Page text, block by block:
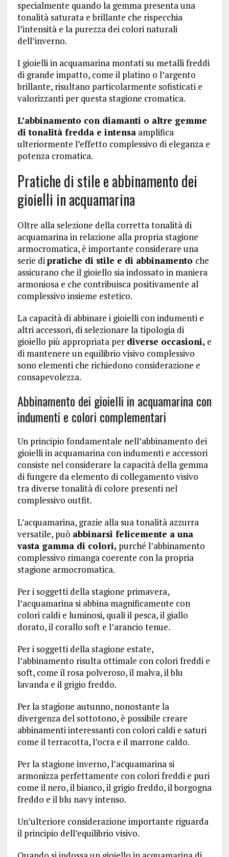
specialmente quando la gemma presenta una
tonalità saturata e brillante che rispecchia
l’intensità e la purezza dei colori naturali
dell’inverno.
I gioielli in acquamarina montati su metalli freddi
di grande impatto, come il platino o l’argento
brillante, risultano particolarmente sofisticati e
valorizzanti per questa stagione cromatica.
L’abbinamento con diamanti o altre gemme
di tonalità fredda e intensaamplifica
ulteriormente l’effetto complessivo di eleganza e
potenza cromatica.
Pratiche di stile e abbinamento dei
gioielli in acquamarina
Oltre alla selezione della corretta tonalità di
acquamarina in relazione alla propria stagione
armocromatica, è importante considerare una
serie dipratiche di stile e di abbinamento che
assicurano che il gioiello sia indossato in maniera
armoniosa e che contribuisca positivamente al
complessivo insieme estetico.
La capacità di abbinare i gioielli con indumenti e
altri accessori, di selezionare la tipologia di
gioiello più appropriata per diverse occasioni, e
di mantenere un equilibrio visivo complessivo
sono elementi che richiedono considerazione e
consapevolezza.
Abbinamento dei gioielli in acquamarina con
indumenti e colori complementari
Un principio fondamentale nell’abbinamento dei
gioielli in acquamarina con indumenti e accessori
consiste nel considerare la capacità della gemma
di fungere da elemento di collegamento visivo
tra diverse tonalità di colore presenti nel
complessivo outfit.
L’acquamarina, grazie alla sua tonalità azzurra
versatile, può abbinarsi felicemente a una
vasta gamma di colori, purché l’abbinamento
complessivo rimanga coerente con la propria
stagione armocromatica.
Per i soggetti della stagione primavera,
l’acquamarina si abbina magnificamente con
colori caldi e luminosi, quali il pesca, il giallo
dorato, il corallo soft e l’arancio tenue.
Per i soggetti della stagione estate,
l’abbinamento risulta ottimale con colori freddi e
soft, come il rosa polveroso, il malva, il blu
lavanda e il grigio freddo.
Per la stagione autunno, nonostante la
divergenza del sottotono, è possibile creare
abbinamenti interessanti con colori caldi e saturi
come il terracotta, l’ocra e il marrone caldo.
Per la stagione inverno, l’acquamarina si
armonizza perfettamente con colori freddi e puri
come il nero, il bianco, il grigio freddo, il borgogna
freddo e il blu navy intenso.
Un’ulteriore considerazione importante riguarda
il principio dell’equilibrio visivo.